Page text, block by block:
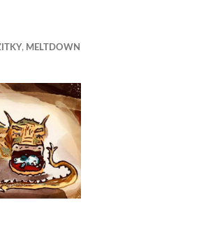
, MELTDOWN